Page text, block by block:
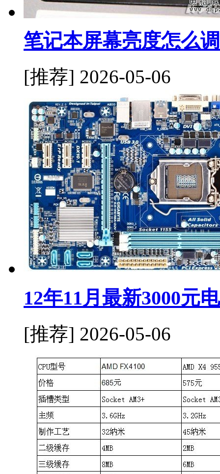
笔记本屏幕亮度怎么
[推荐] 2026-05-06
12年11月最新3000元
[推荐] 2026-05-06